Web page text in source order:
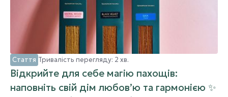
Стаття Тривалість перегляду: 2 хв.
Відкрийте для себе магію пахощів:
наповніть свій дім любов’ю та гармонією ✨